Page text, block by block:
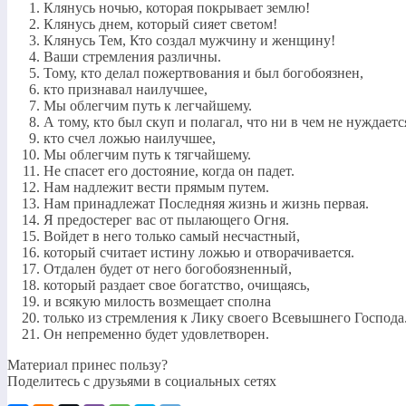
Клянусь ночью, которая покрывает землю!
Клянусь днем, который сияет светом!
Клянусь Тем, Кто создал мужчину и женщину!
Ваши стремления различны.
Тому, кто делал пожертвования и был богобоязнен,
кто признавал наилучшее,
Мы облегчим путь к легчайшему.
А тому, кто был скуп и полагал, что ни в чем не
кто счел ложью наилучшее,
Мы облегчим путь к тягчайшему.
Не спасет его достояние, когда он падет.
Нам надлежит вести прямым путем.
Нам принадлежат Последняя жизнь и жизнь первая.
Я предостерег вас от пылающего Огня.
Войдет в него только самый несчастный,
который считает истину ложью и отворачивается.
Отдален будет от него богобоязненный,
который раздает свое богатство, очищаясь,
и всякую милость возмещает сполна
только из стремления к Лику своего Всевышнего
Он непременно будет удовлетворен.
Материал принес пользу?
Поделитесь с друзьями в социальных сетях